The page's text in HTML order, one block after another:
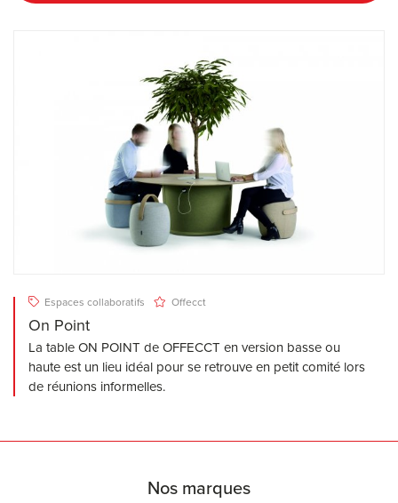
Espaces collaboratifs Offecct
On Point
La table ON POINT de OFFECCT en version basse ou
haute est un lieu idéal pour se retrouve en petit comité lors
de réunions informelles.
Nos marques